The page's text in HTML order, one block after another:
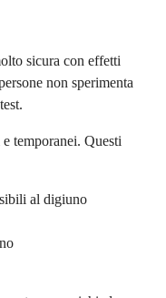
sicura con effetti
non sperimenta
temporanei. Questi
al digiuno